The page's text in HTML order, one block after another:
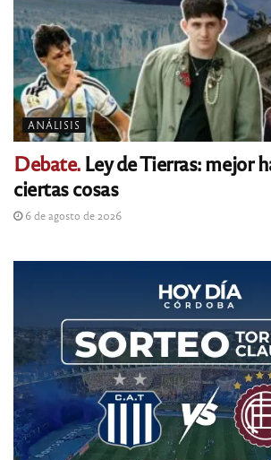
ANÁLISIS
Debate.Ley de Tierras: mejor
ciertas cosas
6 de agosto de 2026